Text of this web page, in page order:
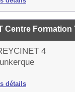
Centre
4
détails